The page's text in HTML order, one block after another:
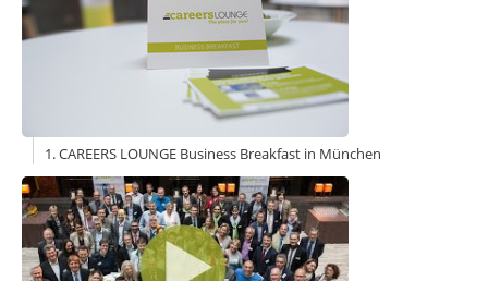
CAREERS LOUNGEWISSENSVORSPRUNG
Zeit nehmen
Flagge zeigen
CAREERS LOUNGENETZWERK
Online-Wissensforum
1. CAREERS LOUNGE Business Breakfast in München